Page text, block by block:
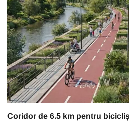
Coridor de 6.5 km pentru